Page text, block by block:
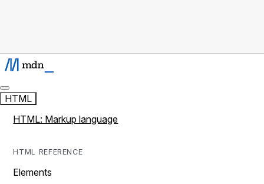
HTML
HTML: Markup language
HTML REFERENCE
Elements